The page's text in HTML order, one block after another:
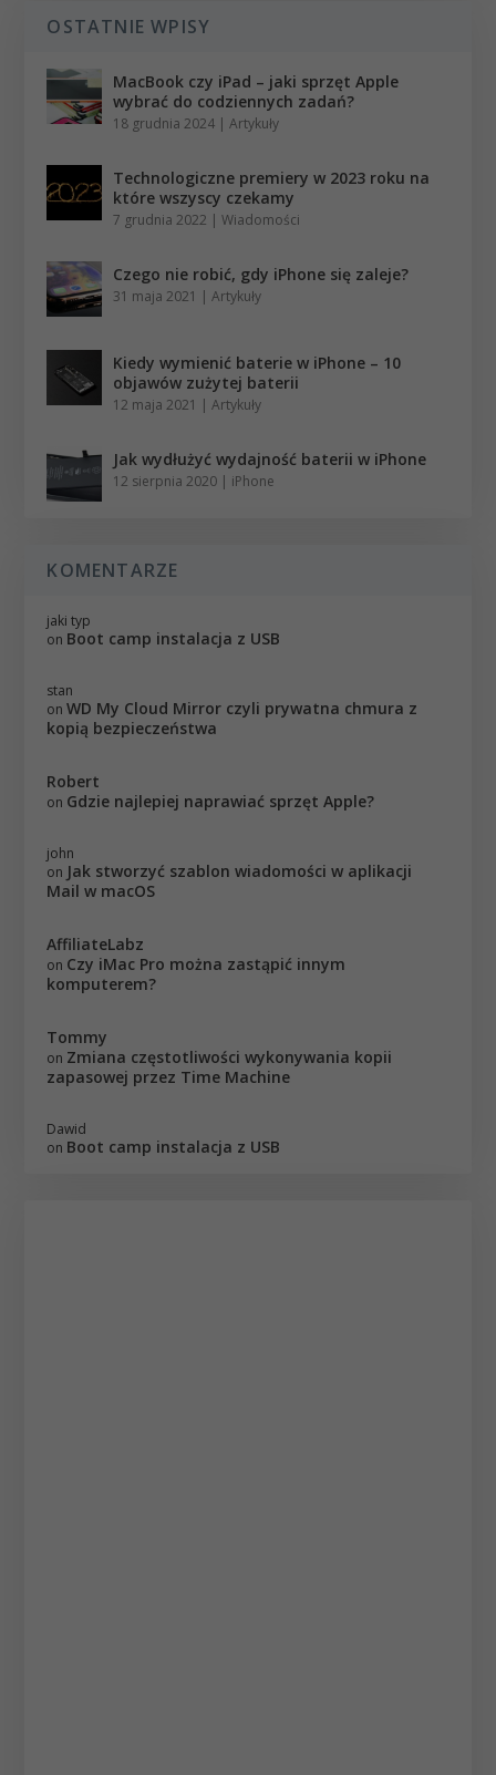
OSTATNIE WPISY
MacBook czy iPad – jaki sprzęt Apple
wybrać do codziennych zadań?
18 grudnia 2024 |Artykuły
Technologiczne premiery w 2023 roku na
które wszyscy czekamy
7 grudnia 2022 |Wiadomości
Czego nie robić, gdy iPhone się zaleje?
31 maja 2021 |Artykuły
Kiedy wymienić baterie w iPhone – 10
objawów zużytej baterii
12 maja 2021 |Artykuły
Jak wydłużyć wydajność baterii w iPhone
12 sierpnia 2020 | iPhone
KOMENTARZE
jaki typ
on Boot camp instalacja z USB
stan
onWD My Cloud Mirror czyli prywatna chmura z
kopią bezpieczeństwa
Robert
on Gdzie najlepiej naprawiać sprzęt Apple?
john
on Jak stworzyć szablon wiadomości w aplikacji
Mail w macOS
AffiliateLabz
on Czy iMac Pro można zastąpić innym
komputerem?
Tommy
on Zmiana częstotliwości wykonywania kopii
zapasowej przez Time Machine
Dawid
on Boot camp instalacja z USB